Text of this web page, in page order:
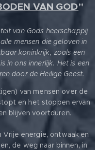
VAN GOD"
van Gods heerschappij
mensen die geloven in
koninkrijk, zoals een
in ons innerlijk. Het is een
door de Heilige Geest.
van mensen over de
en het stoppen ervan
blijven voortduren.
energie, ontwaak en
de weg naar binnen, in